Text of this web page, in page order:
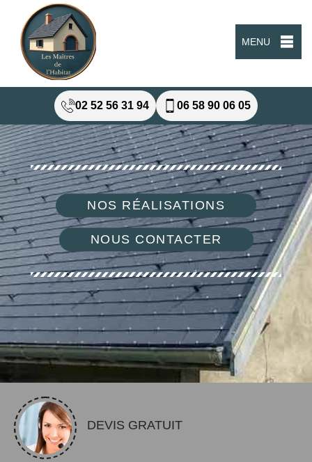
MENU
02 52 56 31 94 06 58 90 06 05
NOS RÉALISATIONS
NOUS CONTACTER
DEVIS GRATUIT